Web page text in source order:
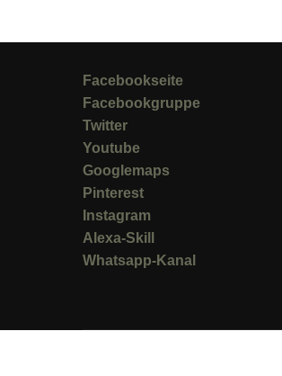
Facebookseite
Facebookgruppe
Twitter
Youtube
Googlemaps
Pinterest
Instagram
Alexa-Skill
Whatsapp-Kanal